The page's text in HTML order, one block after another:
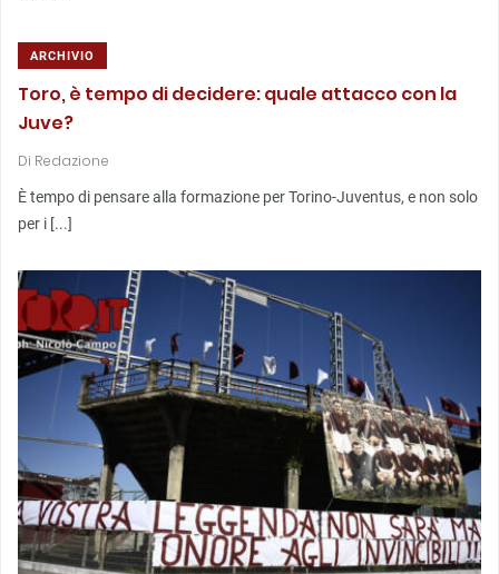
ARCHIVIO
Toro, è tempo di decidere: quale attacco con la
Juve?
Di Redazione
È tempo di pensare alla formazione per Torino-Juventus, e non solo
per i [...]